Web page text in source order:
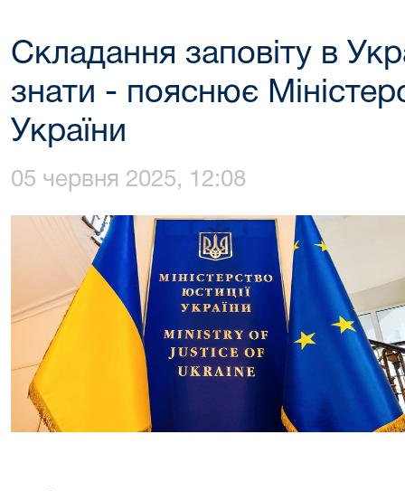
Складання заповіту в
знати - пояснює
України
05 червня 2025, 12:08